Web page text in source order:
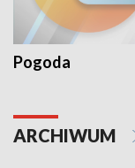
Pogoda
ARCHIWUM